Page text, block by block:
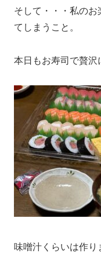
そして・・・私のお
てしまうこと。
本日もお寿司で贅沢
味噌汁くらいは作